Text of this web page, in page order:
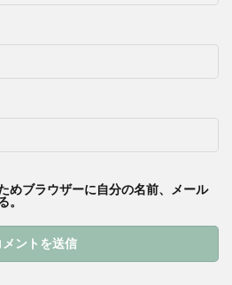
めブラウザーに自分の名前、メール
。